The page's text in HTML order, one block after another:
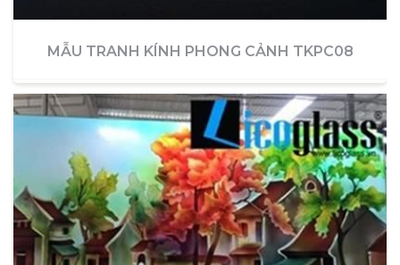
MẪU TRANH KÍNH PHONG CẢNH TKPC08